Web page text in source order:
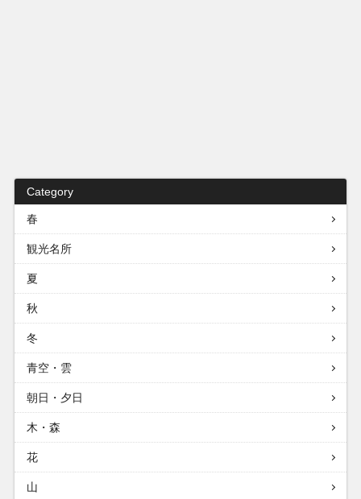
Category
春
観光名所
夏
秋
冬
青空・雲
朝日・夕日
木・森
花
山